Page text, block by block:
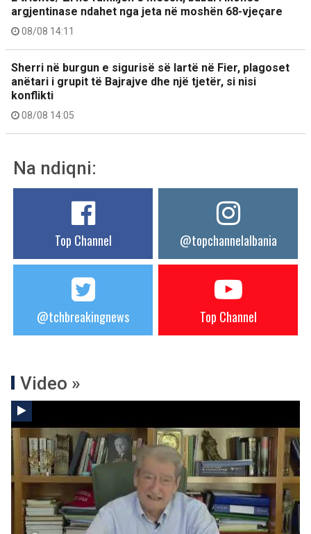
argjentinase ndahet nga jeta në moshën 68-vjeçare
08/08 14:11
Sherri në burgun e sigurisë së lartë në Fier, plagoset
anëtari i grupit të Bajrajve dhe një tjetër, si nisi
konflikti
08/08 14:05
Na ndiqni:
Top Channel @topchannelalbania
@tchbreakingnews Top Channel
Video »